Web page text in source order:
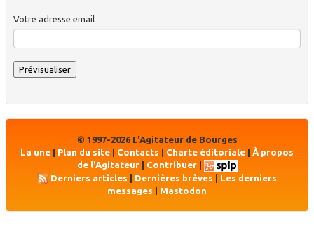
Votre adresse email
© 1997-2026 L'Agitateur de Bourges
La une
Plan du site Contacts Charte éditoriale
À propos
de l'Agitateur| Contribuer|
Derniers articles | Dernières brèves | Les derniers
messages
Mastodon